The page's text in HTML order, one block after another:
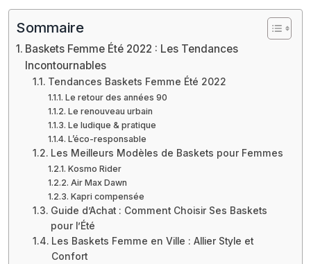
Sommaire
Baskets Femme Été 2022 : Les Tendances
Incontournables
Tendances Baskets Femme Été 2022
Le retour des années 90
Le renouveau urbain
Le ludique & pratique
L’éco-responsable
Les Meilleurs Modèles de Baskets pour Femmes
Kosmo Rider
Air Max Dawn
Kapri compensée
Guide d’Achat : Comment Choisir Ses Baskets
pour l’Été
Les Baskets Femme en Ville : Allier Style et
Confort